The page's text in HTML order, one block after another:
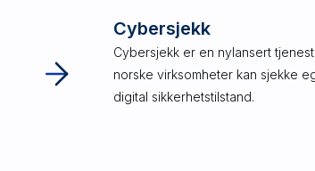
Cybersjekk
Cybersjekk er en nylansert
norske virksomheter kan sjekke
digital sikkerhetstilstand.